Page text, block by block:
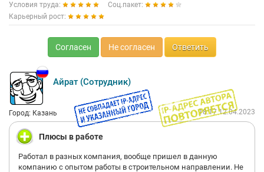
Условия труда:
Соц.пакет:
Карьерный рост:
Согласен Не согласен Ответить
Айрат (Сотрудник)
Город: Казань 18:17 12.04.2023
Плюсы в работе
Работал в разных компания, вообще пришел в данную
компанию с опытом работы в строительном направлении. Не